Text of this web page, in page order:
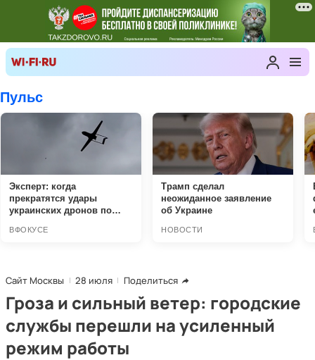
Сайт Москвы 28 июля Поделиться
Гроза и сильный ветер: городские
службы перешли на усиленный
режим работы